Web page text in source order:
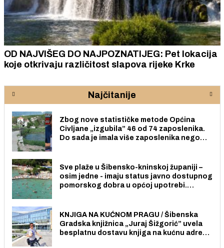
OD NAJVIŠEG DO NAJPOZNATIJEG: Pet lokacija
koje otkrivaju različitost slapova rijeke Krke
Najčitanije
Zbog nove statističke metode Općina
Civljane „izgubila” 46 od 74 zaposlenika.
Do sada je imala više zaposlenika nego
Sve plaže u Šibensko-kninskoj županiji –
osim jedne - imaju status javno dostupnog
pomorskog dobra u općoj upotrebi.
KNJIGA NA KUĆNOM PRAGU / Šibenska
Gradska knjižnica „Juraj Šižgorić” uvela
besplatnu dostavu knjiga na kućnu adresu